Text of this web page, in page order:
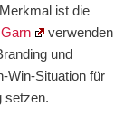
ist die
verwenden
und
Win-Situation für
setzen.